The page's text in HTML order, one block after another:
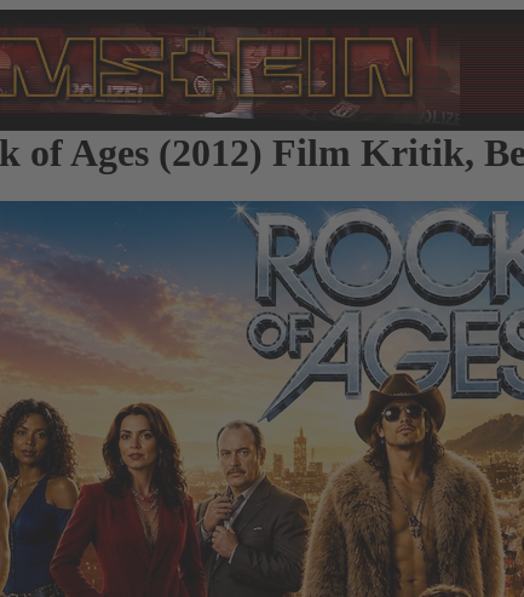
of Ages (2012) Film Kritik,